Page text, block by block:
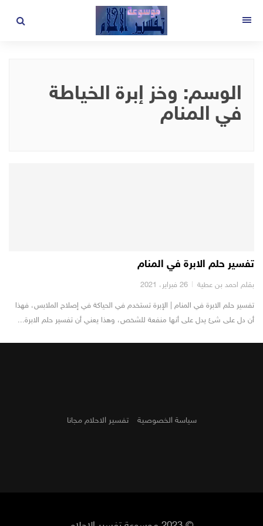
الوسم: وخز إبرة الخياطة
في المنام
تفسير حلم الابرة في المنام
بقلم احمد بن عطية 26 فبراير، 2021
تفسير حلم الابرة في المنام | الإبرة تستخدم في الحياكة في إصلاح الملابس، فهذا
أن دل على شئ يدل على أنها منفعة للشخص، وهذا يعني أن تفسير حلم الابرة...
سياسة الخصوصية تفسير الاحلام مجانا